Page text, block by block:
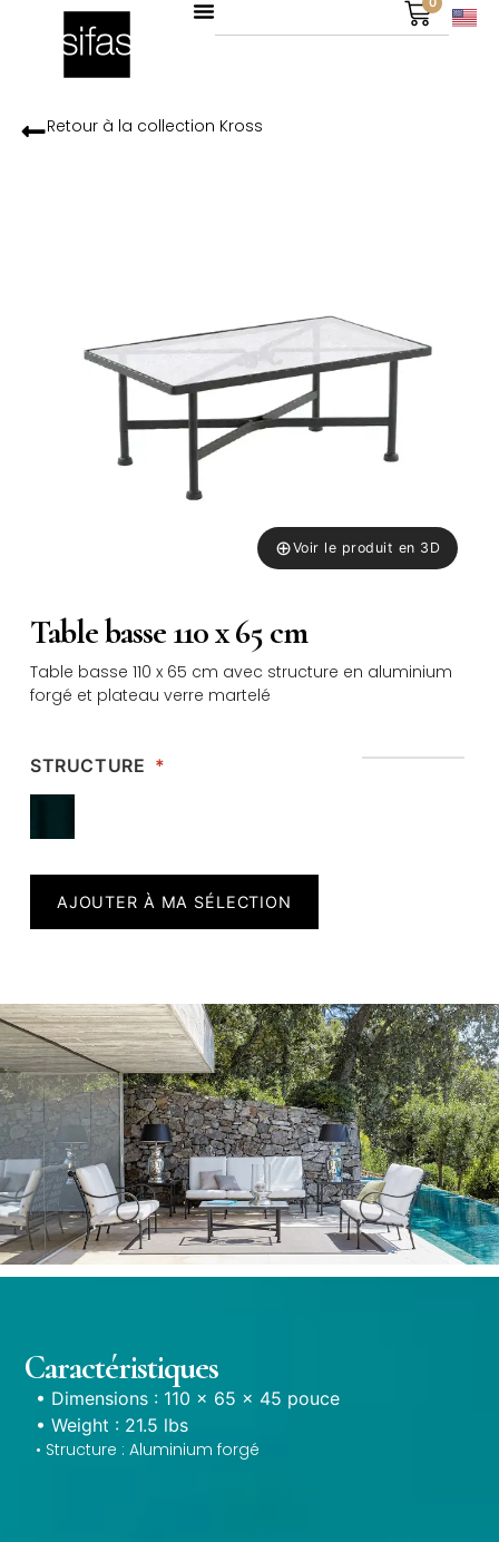
Retour à la collection Kross
Table basse 110 x 65 cm
Table basse 110 x 65 cm avec structure en aluminium
forgé et plateau verre martelé
STRUCTURE *
AJOUTER À MA SÉLECTION
⊕Voir le produit en 3D
Caractéristiques
• Dimensions : 110 × 65 × 45 pouce
• Weight : 21.5 lbs
• Structure : Aluminium forgé